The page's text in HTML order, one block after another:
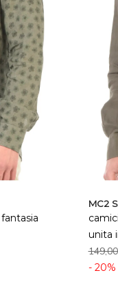
MC2
unita
- 20%